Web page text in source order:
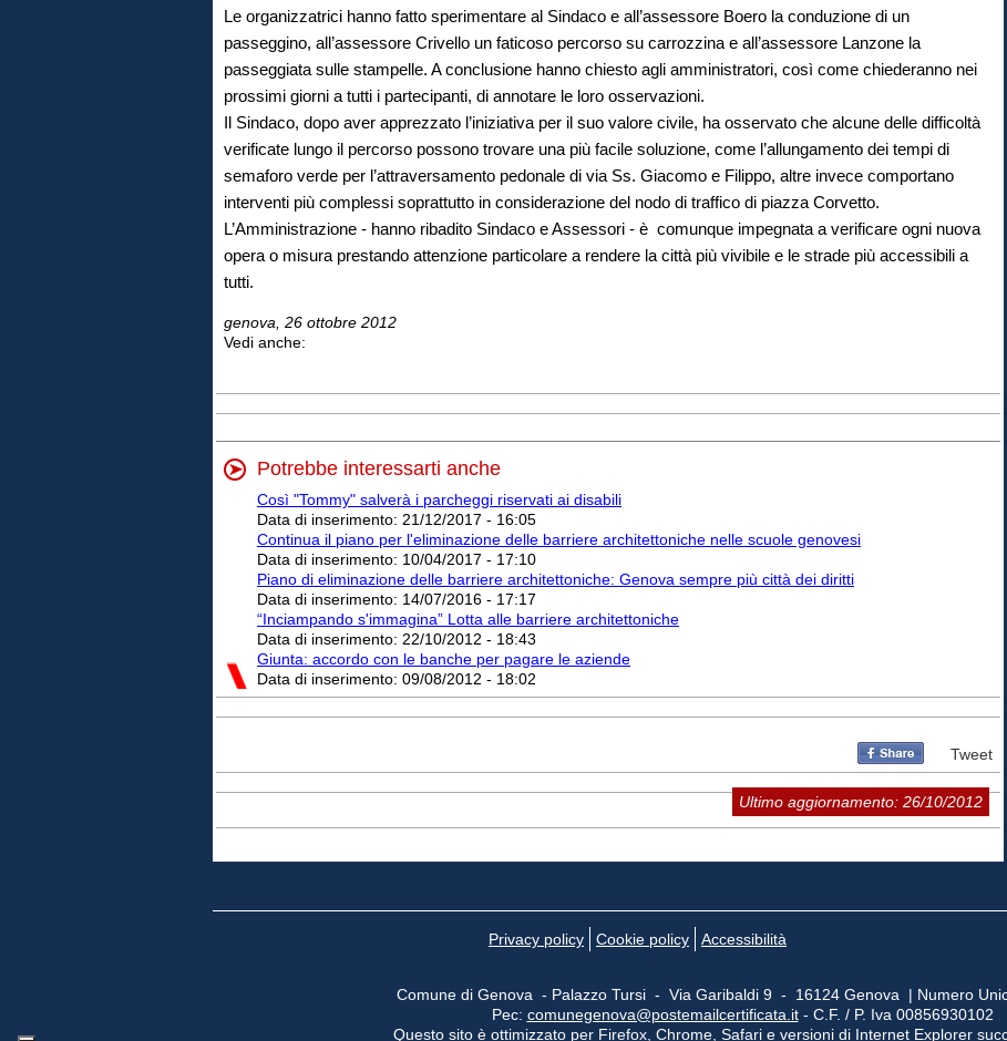
Le organizzatrici hanno fatto sperimentare al Sindaco e all’assessore Boero la conduzione di un
passeggino, all’assessore Crivello un faticoso percorso su carrozzina e all’assessore Lanzone la
passeggiata sulle stampelle. A conclusione hanno chiesto agli amministratori, così come chiederanno nei
prossimi giorni a tutti i partecipanti, di annotare le loro osservazioni.
Il Sindaco, dopo aver apprezzato l’iniziativa per il suo valore civile, ha osservato che alcune delle difficoltà
verificate lungo il percorso possono trovare una più facile soluzione, come l’allungamento dei tempi di
semaforo verde per l’attraversamento pedonale di via Ss. Giacomo e Filippo, altre invece comportano
interventi più complessi soprattutto in considerazione del nodo di traffico di piazza Corvetto.
L’Amministrazione - hanno ribadito Sindaco e Assessori - è comunque impegnata a verificare ogni nuova
opera o misura prestando attenzione particolare a rendere la città più vivibile e le strade più accessibili a
tutti.
genova, 26 ottobre 2012
Vedi anche:
Potrebbe interessarti anche
Così "Tommy" salverà i parcheggi riservati ai disabili
Data di inserimento: 21/12/2017 - 16:05
Continua il piano per l'eliminazione delle barriere architettoniche nelle scuole genovesi
Data di inserimento: 10/04/2017 - 17:10
Piano di eliminazione delle barriere architettoniche: Genova sempre più città dei diritti
Data di inserimento: 14/07/2016 - 17:17
“Inciampando s'immagina” Lotta alle barriere architettoniche
Data di inserimento: 22/10/2012 - 18:43
Giunta: accordo con le banche per pagare le aziende
Data di inserimento: 09/08/2012 - 18:02
Tweet
Ultimo aggiornamento: 26/10/2012
Privacy policy Cookie policy Accessibilità
Comune di Genova - Palazzo Tursi - Via Garibaldi 9 - 16124 Genova | Numero
Pec: comunegenova@postemailcertificata.it- C.F. / P. Iva 00856930102
Questo sito è ottimizzato per Firefox, Chrome, Safari e versioni di Internet Explorer